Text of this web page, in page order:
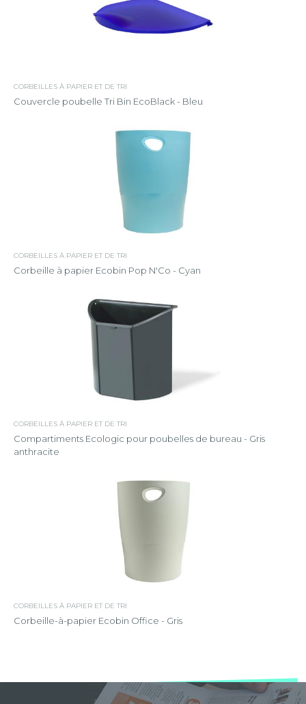
CORBEILLES À PAPIER ET DE TRI
Couvercle poubelle Tri Bin EcoBlack - Bleu
CORBEILLES À PAPIER ET DE TRI
Corbeille à papier Ecobin Pop N'Co - Cyan
CORBEILLES À PAPIER ET DE TRI
Compartiments Ecologic pour poubelles de bureau - Gris
anthracite
CORBEILLES À PAPIER ET DE TRI
Corbeille-à-papier Ecobin Office - Gris